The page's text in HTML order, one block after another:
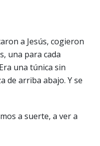
a Jesús, cogieron
una para cada
una túnica sin
de arriba abajo. Y se
a suerte, a ver a